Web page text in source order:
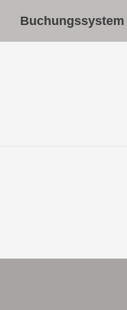
Buchungssystem